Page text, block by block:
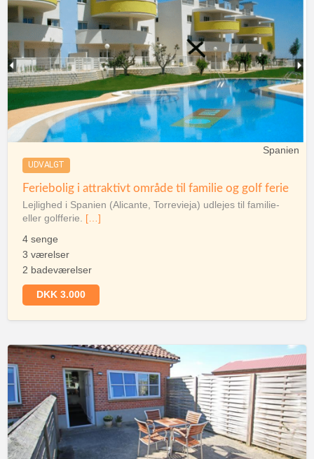
UDVALGT
Spanien
Feriebolig i attraktivt område til familie og golf ferie
Lejlighed i Spanien (Alicante, Torrevieja) udlejes til familie-
eller golfferie. […]
4 senge
3 værelser
2 badeværelser
DKK 3.000